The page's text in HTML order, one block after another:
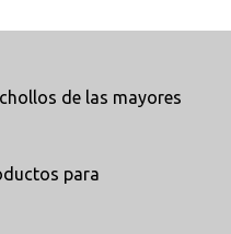
de las mayores
para